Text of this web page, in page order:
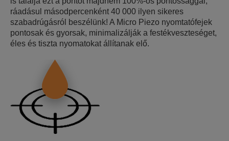
ráadásul másodpercenként 40 000 ilyen sikeres
szabadrúgásról beszélünk! A Micro Piezo nyomtatófejek
pontosak és gyorsak, minimalizálják a festékveszteséget,
éles és tiszta nyomatokat állítanak elő.